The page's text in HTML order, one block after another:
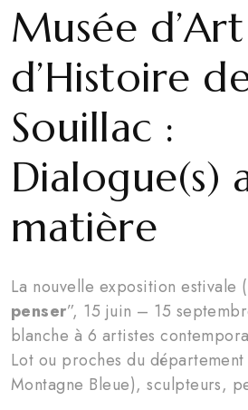
Musée
d’Histoire
Souillac :
Dialogue(s)
matière
La nouvelle exposition estivale
penser”, 15 juin – 15
blanche à 6 artistes
Lot ou proches du
Montagne Bleue), sculpteurs,